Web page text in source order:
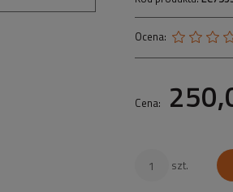
Ocena:
Cena:
szt.